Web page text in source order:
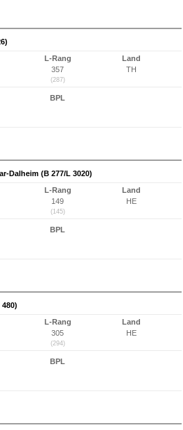
L-Rang
357
(287)
Land
TH
BPL
Dalheim (B 277/L 3020)
L-Rang
149
(145)
Land
HE
BPL
L-Rang
305
(294)
Land
HE
BPL